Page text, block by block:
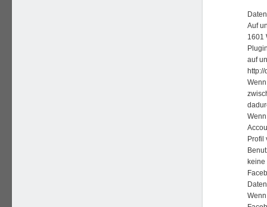
Auf
1601
auf
http://
Profil
keine